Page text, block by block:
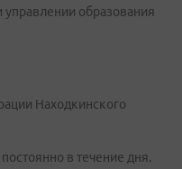
образования
Находкинского
в течение дня.